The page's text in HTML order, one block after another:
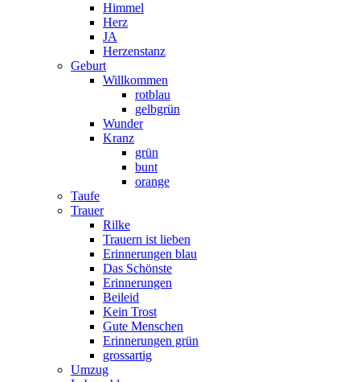
Himmel
Herz
JA
Herzenstanz
Geburt
Willkommen
rotblau
gelbgrün
Wunder
Kranz
grün
bunt
orange
Taufe
Trauer
Rilke
Trauern ist lieben
Erinnerungen blau
Das Schönste
Erinnerungen
Beileid
Kein Trost
Gute Menschen
Erinnerungen grün
grossartig
Umzug